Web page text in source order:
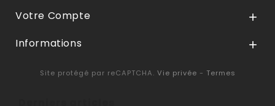
Votre Compte 
Informations 
Site protégé par reCAPTCHA. Vie privée - Termes